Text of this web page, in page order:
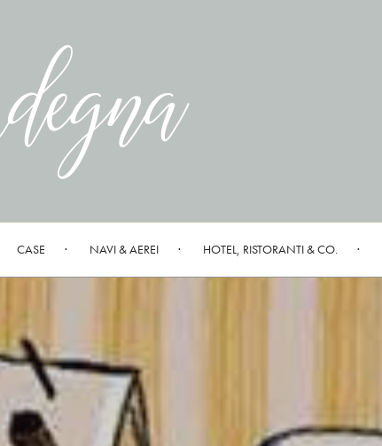
CASE NAVI & AEREI HOTEL, RISTORANTI & CO.